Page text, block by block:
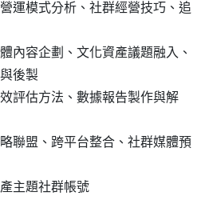
運模式分析、 社群經營技巧、 追
內容企劃、 文化資產議題融入、
後製
評估方法、 數據報告製作與解
聯盟、 跨平台整合、 社群媒體預
主題社群帳號